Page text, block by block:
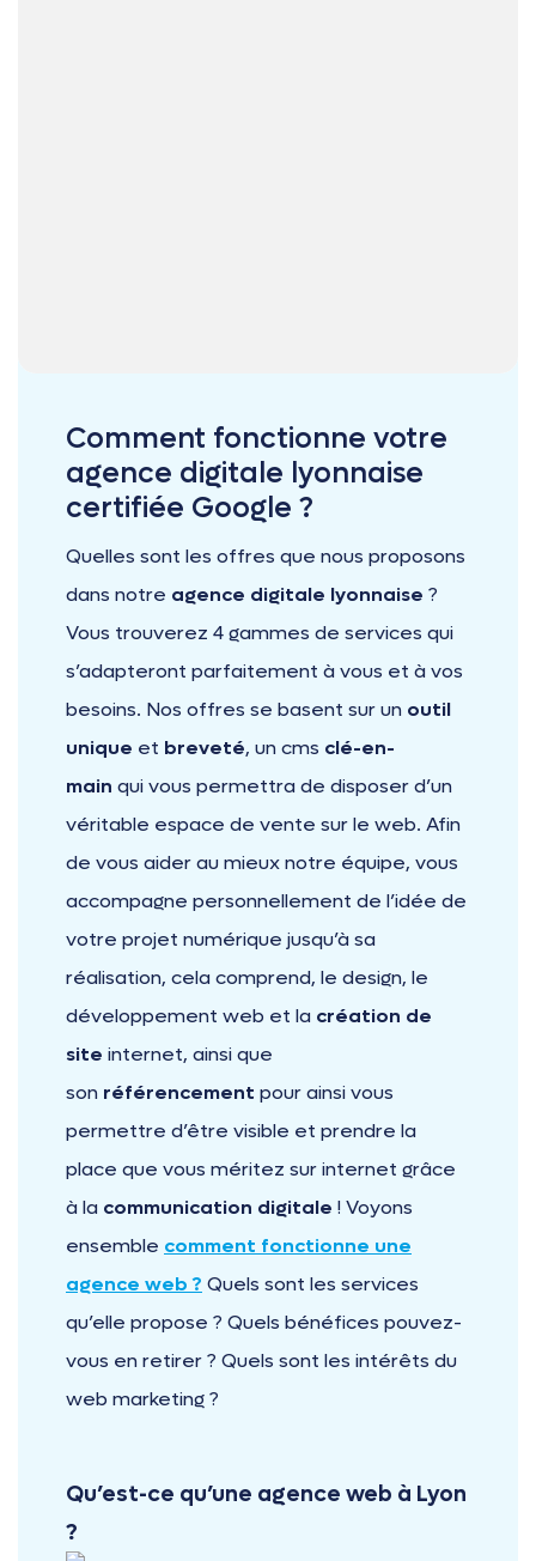
Comment fonctionne votre
agence digitale lyonnaise
certifiée Google ?
Quelles sont les offres que nous proposons
dans notre agence digitale lyonnaise ?
Vous trouverez 4 gammes de services qui
s’adapteront parfaitement à vous et à vos
besoins. Nos offres se basent sur un outil
unique et breveté, un cms clé-en-
main qui vous permettra de disposer d’un
véritable espace de vente sur le web. Afin
de vous aider au mieux notre équipe, vous
accompagne personnellement de l’idée de
votre projet numérique jusqu’à sa
réalisation, cela comprend, le design, le
développement web et la création de
site internet, ainsi que
son référencement pour ainsi vous
permettre d’être visible et prendre la
place que vous méritez sur internet grâce
à la communication digitale ! Voyons
ensemble comment fonctionne une
agence web ? Quels sont les services
qu’elle propose ? Quels bénéfices pouvez-
vous en retirer ? Quels sont les intérêts du
web marketing ?
Qu’est-ce qu’une agence web à Lyon
?